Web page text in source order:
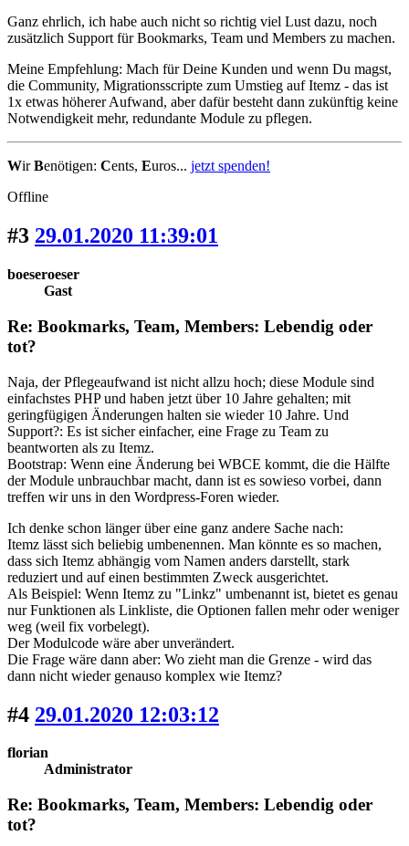
Ganz ehrlich, ich habe auch nicht so richtig viel Lust dazu, noch
zusätzlich Support für Bookmarks, Team und Members zu machen.
Meine Empfehlung: Mach für Deine Kunden und wenn Du magst,
die Community, Migrationsscripte zum Umstieg auf Itemz - das ist
1x etwas höherer Aufwand, aber dafür besteht dann zukünftig keine
Notwendigkeit mehr, redundante Module zu pflegen.
WirBenötigen: Cents, Euros... jetzt spenden!
Offline
#3 29.01.2020 11:39:01
boeseroeser
Gast
Re: Bookmarks, Team, Members: Lebendig oder
tot?
Naja, der Pflegeaufwand ist nicht allzu hoch; diese Module sind
einfachstes PHP und haben jetzt über 10 Jahre gehalten; mit
geringfügigen Änderungen halten sie wieder 10 Jahre. Und
Support?: Es ist sicher einfacher, eine Frage zu Team zu
beantworten als zu Itemz.
Bootstrap: Wenn eine Änderung bei WBCE kommt, die die Hälfte
der Module unbrauchbar macht, dann ist es sowieso vorbei, dann
treffen wir uns in den Wordpress-Foren wieder.
Ich denke schon länger über eine ganz andere Sache nach:
Itemz lässt sich beliebig umbenennen. Man könnte es so machen,
dass sich Itemz abhängig vom Namen anders darstellt, stark
reduziert und auf einen bestimmten Zweck ausgerichtet.
Als Beispiel: Wenn Itemz zu "Linkz" umbenannt ist, bietet es genau
nur Funktionen als Linkliste, die Optionen fallen mehr oder weniger
weg (weil fix vorbelegt).
Der Modulcode wäre aber unverändert.
Die Frage wäre dann aber: Wo zieht man die Grenze - wird das
dann nicht wieder genauso komplex wie Itemz?
#4 29.01.2020 12:03:12
florian
Administrator
Re: Bookmarks, Team, Members: Lebendig oder
tot?